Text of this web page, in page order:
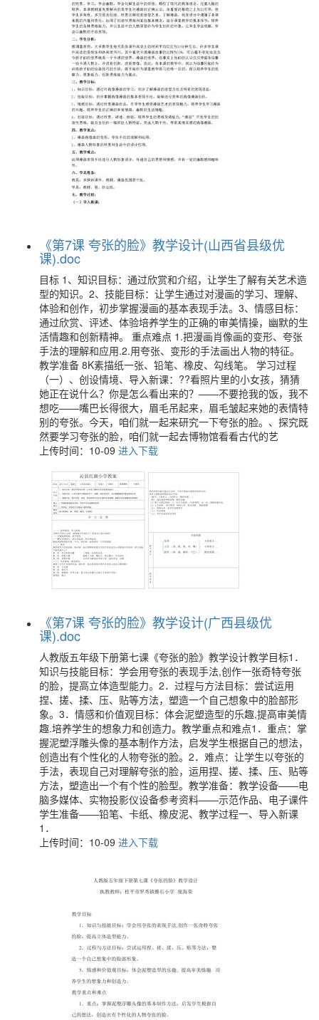
《第7课 夸张的脸》教学设计(山西省县级优
课).doc
目标 1、知识目标：通过欣赏和介绍，让学生了解有关艺术造
型的知识。2、技能目标：让学生通过对漫画的学习、理解、
体验和创作，初步掌握漫画的基本表现手法。3、情感目标：
通过欣赏、评述、体验培养学生的正确的审美情操，幽默的生
活情趣和创新精神。 重点难点 1.把漫画肖像画的变形、夸张
手法的理解和应用.2.用夸张、变形的手法画出人物的特征。
教学准备 8K素描纸一张、铅笔、橡皮、勾线笔。 学习过程
（一）、创设情境、导入新课：??看照片里的小女孩，猜猜
她正在说什么？你是怎么看出来的？——不要抢我的饭，我不
想吃——嘴巴长得很大，眉毛吊起来，眉毛皱起来她的表情特
别的夸张。今天，咱们就一起来研究一下夸张的脸。、探究既
然要学习夸张的脸，咱们就一起去博物馆看看古代的艺
上传时间：10-09 进入下载
《第7课 夸张的脸》教学设计(广西县级优
课).doc
人教版五年级下册第七课《夸张的脸》教学设计教学目标1．
知识与技能目标：学会用夸张的表现手法,创作一张奇特夸张
的脸，提高立体造型能力。2．过程与方法目标：尝试运用
捏、搓、揉、压、贴等方法，塑造一个自己想象中的脸部形
象。3．情感和价值观目标：体会泥塑造型的乐趣,提高审美情
趣.培养学生的想象力和创造力。教学重点和难点1．重点：掌
握泥塑浮雕头像的基本制作方法，启发学生根据自己的想法，
创造出有个性化的人物夸张的脸。2．难点：让学生以夸张的
手法，表现自己对理解夸张的脸，运用捏、搓、揉、压、贴等
方法，塑造出一个有个性的脸型。教学准备：教学设备——电
脑多媒体、实物投影仪设备参考资料——示范作品、电子课件
学生准备——铅笔、卡纸、橡皮泥、教学过程一、导入新课
1．
上传时间：10-09 进入下载